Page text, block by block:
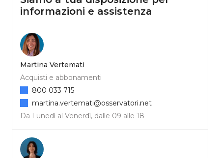
informazioni e assistenza
Martina Vertemati
Acquisti e abbonamenti
Da Lunedì al Venerdì, dalle 09 alle 18
800 033 715
martina.vertemati@osservatori.net